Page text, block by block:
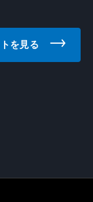
を見る